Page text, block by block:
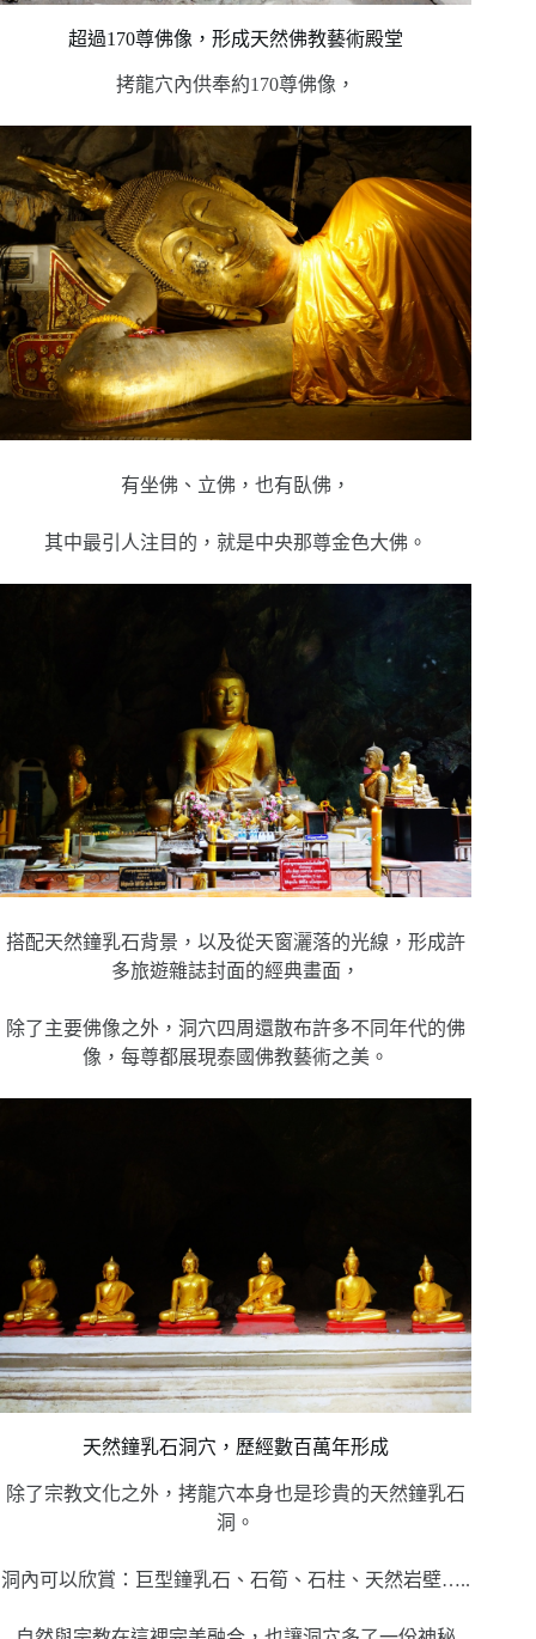
超過170尊佛像，形成天然佛教藝術殿堂
拷龍穴內供奉約170尊佛像，
有坐佛、立佛，也有臥佛，
其中最引人注目的，就是中央那尊金色大佛。
搭配天然鐘乳石背景，以及從天窗灑落的光線，形成許
多旅遊雜誌封面的經典畫面，
除了主要佛像之外，洞穴四周還散布許多不同年代的佛
像，每尊都展現泰國佛教藝術之美。
天然鐘乳石洞穴，歷經數百萬年形成
除了宗教文化之外，拷龍穴本身也是珍貴的天然鐘乳石
洞。
洞內可以欣賞：巨型鐘乳石、石筍、石柱、天然岩壁…..